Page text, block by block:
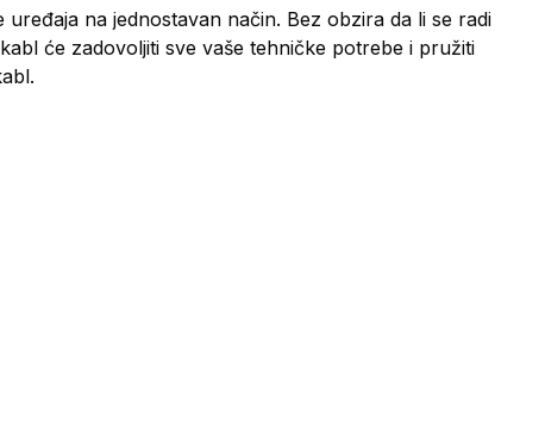
na jednostavan način. Bez obzira da li se radi
će zadovoljiti sve vaše tehničke potrebe i pružiti